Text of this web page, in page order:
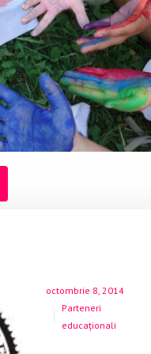
octombrie 8, 2014
Parteneri
educaționali